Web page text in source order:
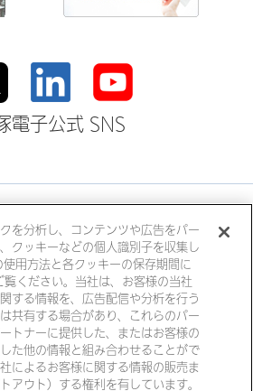
電子公式 SNS
塚ホールディングス
塚製薬工場
大鵬薬品工業
塚化学
大塚食品
バイス
個人情報・特定個人情報につい
て
を分析し、コンテンツや広告をパー
クッキーなどの個人識別子を収集し
用方法と各クッキーの保存期間に
覧ください。当社は、お客様の当社
する情報を、広告配信や分析を行う
共有する場合があり、これらのパー
トナーに提供した、またはお客様の
た他の情報と組み合わせることがで
によるお客様に関する情報の販売ま
アウト）する権利を有しています。